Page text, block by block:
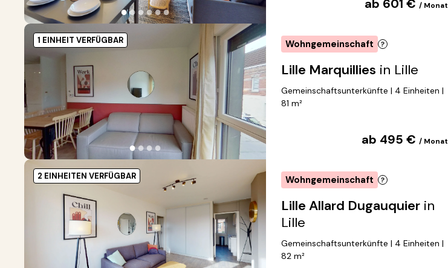
●●●●●● ab 601 €/ Monat
●●●●
1 EINHEIT VERFÜGBAR Wohngemeinschaft
Lille Marquillies in Lille
Gemeinschaftsunterkünfte | 4 Einheiten |
81 m²
ab 495 €/ Monat
2 EINHEITEN VERFÜGBAR Wohngemeinschaft
Lille Allard Dugauquier in
Lille
Gemeinschaftsunterkünfte | 4 Einheiten |
82 m²